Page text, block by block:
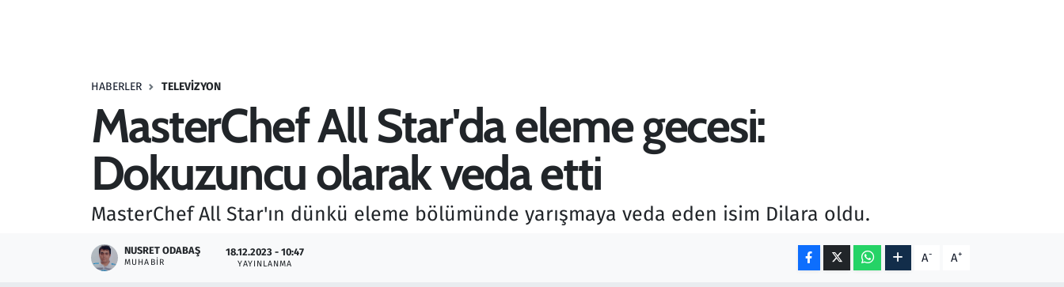
HABERLER TELEVIZYON
MasterChef All Star'da eleme gecesi:
Dokuzuncu olarak veda etti
MasterChef All Star'ın dünkü eleme bölümünde yarışmaya veda eden isim Dilara oldu.
NUSRET ODABAŞ
MUHABIR
18.12.2023 - 10:47
YAYINLANMA A- A+
Savunma Sanayi